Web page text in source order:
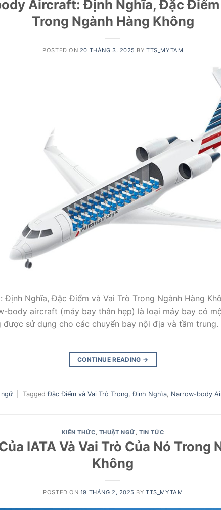
Aircraft: Định Nghĩa, Đặc Điểm
Trong Ngành Hàng Không
POSTED ON 20 THÁNG 3, 2025 BYTTS_MYTAM
Nghĩa, Đặc Điểm và Vai Trò Trong Ngành Hàng
body aircraft (máy bay thân hẹp) là loại máy bay có
được sử dụng cho các chuyến bay nội địa và tầm
CONTINUE READING →
TaggedĐặc Điểm và Vai Trò Trong,Định Nghĩa, Narrow-body
KIẾN THỨC THUẬT NGỮ TIN TỨC
IATA Và Vai Trò Của Nó Trong
Không
POSTED ON 19 THÁNG 2, 2025 BYTTS_MYTAM